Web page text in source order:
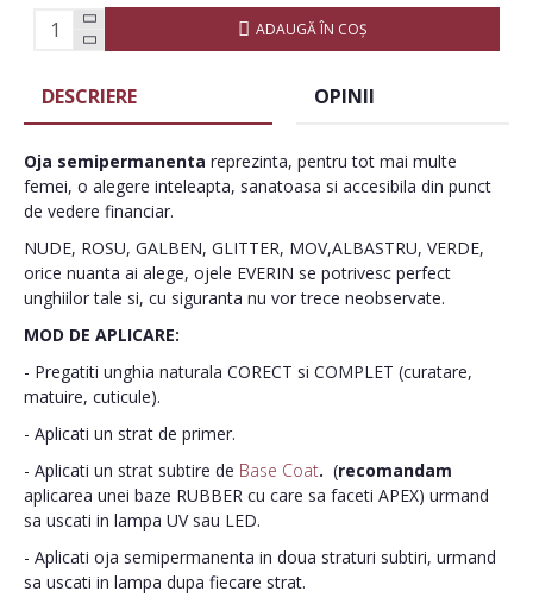
ADAUGĂ ÎN COŞ
DESCRIERE OPINII
Oja semipermanenta reprezinta, pentru tot mai multe
femei, o alegere inteleapta, sanatoasa si accesibila din punct
de vedere financiar.
NUDE, ROSU, GALBEN, GLITTER, MOV,ALBASTRU, VERDE,
orice nuanta ai alege, ojele EVERIN se potrivesc perfect
unghiilor tale si, cu siguranta nu vor trece neobservate.
MOD DE APLICARE:
- Pregatiti unghia naturala CORECT si COMPLET (curatare,
matuire, cuticule).
- Aplicati un strat de primer.
- Aplicati un strat subtire de Base Coat. (recomandam
aplicarea unei baze RUBBER cu care sa faceti APEX) urmand
sa uscati in lampa UV sau LED.
- Aplicati oja semipermanenta in doua straturi subtiri, urmand
sa uscati in lampa dupa fiecare strat.